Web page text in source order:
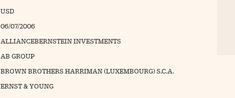
USD
06/07/2006
ALLIANCEBERNSTEIN INVESTMENTS
AB GROUP
BROWN BROTHERS HARRIMAN (LUXEMBOURG) S.C.A.
ERNST & YOUNG